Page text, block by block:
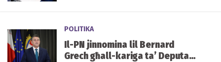
POLITIKA
Il-PN jinnomina lil Bernard
Grech għall-kariga ta’ Deputat